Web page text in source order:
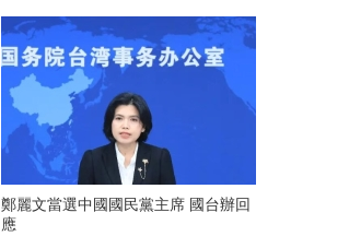
鄭麗文當選中國國民黨主席 國台辦回
應